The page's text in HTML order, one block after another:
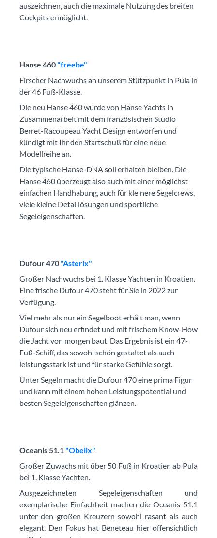
auszeichnen, auch die maximale Nutzung des breiten
Cockpits ermöglicht.
Hanse 460 "freebe"
Firscher Nachwuchs an unserem Stützpunkt in Pula in
der 46 Fuß-Klasse.
Die neu Hanse 460 wurde von Hanse Yachts in
Zusammenarbeit mit dem französischen Studio
Berret-Racoupeau Yacht Design entworfen und
kündigt mit Ihr den Startschuß für eine neue
Modellreihe an.
Die typische Hanse-DNA soll erhalten bleiben. Die
Hanse 460 überzeugt also auch mit einer möglichst
einfachen Handhabung, auch für kleinere Segelcrews,
viele kleine Detaillösungen und sportliche
Segeleigenschaften.
Dufour 470 "Asterix"
Großer Nachwuchs bei 1. Klasse Yachten in Kroatien.
Eine frische Dufour 470 steht für Sie in 2022 zur
Verfügung.
Viel mehr als nur ein Segelboot erhält man, wenn
Dufour sich neu erfindet und mit frischem Know-How
die Jacht von morgen baut. Das Ergebnis ist ein 47-
Fuß-Schiff, das sowohl schön gestaltet als auch
leistungsstark ist und für starke Gefühle sorgt.
Unter Segeln macht die Dufour 470 eine prima Figur
und kann mit einem hohen Leistungspotential und
besten Segeleigenschaften glänzen.
Oceanis 51.1 "Obelix"
Großer Zuwachs mit über 50 Fuß in Kroatien ab Pula
bei 1. Klasse Yachten.
Ausgezeichneten Segeleigenschaften und
exemplarische Einfachheit machen die Oceanis 51.1
unter den großen Kreuzern sowohl rasant als auch
elegant. Den Fokus hat Beneteau hier offensichtlich